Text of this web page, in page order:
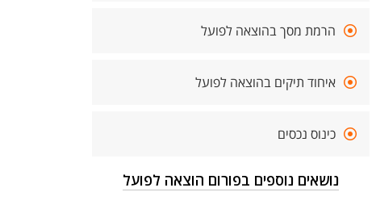
הרמת מסך בהוצאה לפועל
איחוד תיקים בהוצאה לפועל
כינוס נכסים
נושאים נוספים בפורום הוצאה לפועל